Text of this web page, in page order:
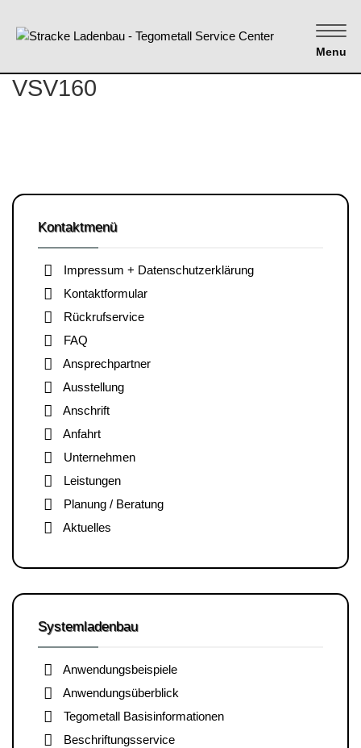
Menu
VSV160
Kontaktmenü
Impressum + Datenschutzerklärung
Kontaktformular
Rückrufservice
FAQ
Ansprechpartner
Ausstellung
Anschrift
Anfahrt
Unternehmen
Leistungen
Planung / Beratung
Aktuelles
Systemladenbau
Anwendungsbeispiele
Anwendungsüberblick
Tegometall Basisinformationen
Beschriftungsservice